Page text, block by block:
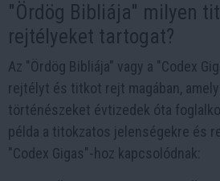
"Ördög Bibliája" milyen
rejtélyeket tartogat?
Az "Ördög Bibliája" vagy a "Codex
rejtélyt és titkot rejt magában,
történészeket évtizedek óta
példa a titokzatos jelenségekre és
"Codex Gigas"-hoz kapcsolódnak: